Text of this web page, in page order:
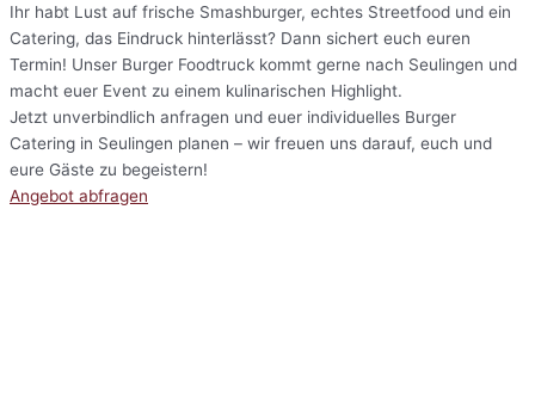
Ihr habt Lust auf frische Smashburger, echtes Streetfood und ein
Catering, das Eindruck hinterlässt? Dann sichert euch euren
Termin! Unser Burger Foodtruck kommt gerne nach Seulingen und
macht euer Event zu einem kulinarischen Highlight.
Jetzt unverbindlich anfragen und euer individuelles Burger
Catering in Seulingen planen – wir freuen uns darauf, euch und
eure Gäste zu begeistern!
Angebot abfragen